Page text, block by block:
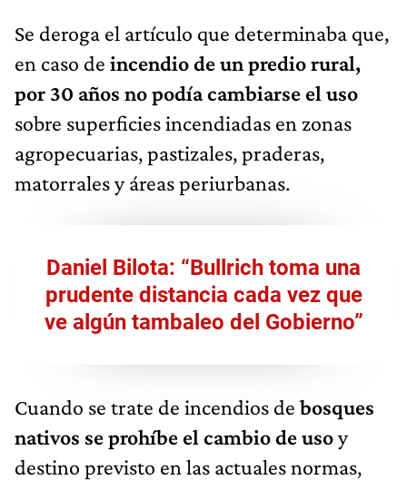
Se deroga el artículo que determinaba que,
en caso de incendio de un predio rural,
por 30 años no podía cambiarse el uso
sobre superficies incendiadas en zonas
agropecuarias, pastizales, praderas,
matorrales y áreas periurbanas.
Daniel Bilota: “Bullrich toma una
prudente distancia cada vez que
ve algún tambaleo del Gobierno”
Cuando se trate de incendios de bosques
nativos se prohíbe el cambio de usoy
destino previsto en las actuales normas,